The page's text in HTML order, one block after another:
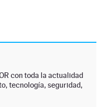
con toda la actualidad
tecnología, seguridad,